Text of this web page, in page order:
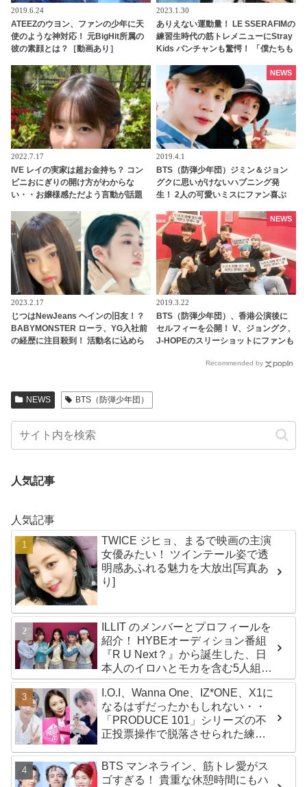
2019.6.24
ATEEZのウヨン、ファンの少年に天
使のような神対応！ 元BigHit所属の
彼の素顔とは？［動画あり］
2023.1.30
ありえない運動量！ LE SSERAFIMの
練習生時代の筋トレメニューにStray
Kids バンチャンも驚愕！ 「僕たちも
2022.7.17
IVE レイの実家は超お金持ち？ コン
ビニおにぎりの開け方がわからな
い・・お嬢様感ただよう言動が話題
2019.4.1
BTS（防弾少年団）ジミン＆ジョン
グクに思いがけないハプニング発
生！ 2人の可愛いミスにファン喜ぶ
NEWS
2023.2.17
じつはNewJeans ヘインの旧友！？
BABYMONSTER ローラ、YG入社前
の経歴に注目殺到！ 活動名に込めら
2019.3.22
BTS（防弾少年団）、香港公演後に
セルフィーを公開！ V、ジョングク、
J-HOPEのスリーショットにファンも
NEWS
Recommended by
NEWS BTS（防弾少年団）
人気記事
人気記事
TWICE ジヒョ、まるで映画の主演
女優みたい！ ツインテール姿で透
明感あふれる魅力を大放出[写真あ
り]
ILLIT のメンバーとプロフィールを
紹介！ HYBEオーディション番組
『R U Next？』から誕生した、日
本人のイロハとモカを含む5人組ガ
ールズグループ！ デビュー曲
「Magnetic」がいきなりの大ヒッ
ト
I.O.I、Wanna One、IZ*ONE、X1に
なるはずだったかもしれない・・
「PRODUCE 101」シリーズの不
正投票操作で脱落させられた練習
BTS マンネライン、筋トレ愛がス
ゴすぎる！ 貴重な休憩時間にもハ